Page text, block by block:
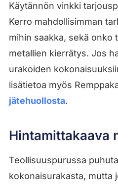
Käytännön vinkki
Kerro mahdollisimman
mihin saakka, sekä onko
metallien kierrätys. Jos
urakoiden
lisätietoa myös
jätehuollosta.
Hintamittakaava
Teollisuuspurussa
kokonaisurakasta, mutta